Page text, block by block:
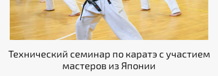
Технический семинар по каратэ с участием
мастеров из Японии